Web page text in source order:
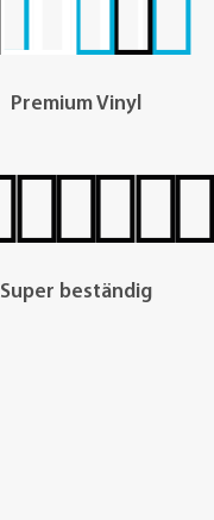
Premium Vinyl
Super beständig